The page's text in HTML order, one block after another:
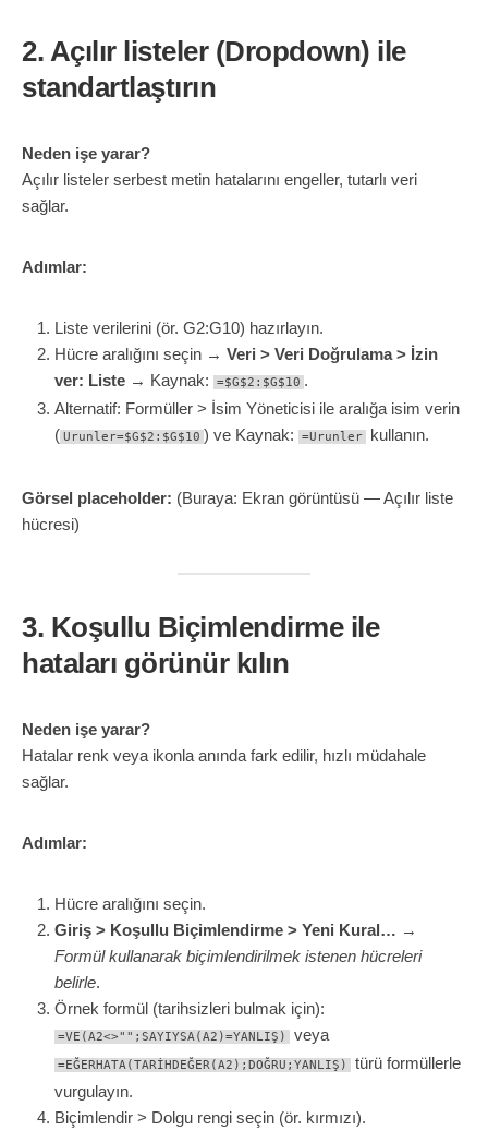
2. Açılır listeler (Dropdown) ile
standartlaştırın
Neden işe yarar?
Açılır listeler serbest metin hatalarını engeller, tutarlı veri
sağlar.
Adımlar:
Liste verilerini (ör. G2:G10) hazırlayın.
Hücre aralığını seçin → Veri > Veri Doğrulama > İzin
ver: Liste → Kaynak: =$G$2:$G$10 .
Alternatif: Formüller > İsim Yöneticisi ile aralığa isim verin
( Urunler=$G$2:$G$10 ) ve Kaynak: =Urunler kullanın.
Görsel placeholder: (Buraya: Ekran görüntüsü — Açılır liste
hücresi)
3. Koşullu Biçimlendirme ile
hataları görünür kılın
Neden işe yarar?
Hatalar renk veya ikonla anında fark edilir, hızlı müdahale
sağlar.
Adımlar:
Hücre aralığını seçin.
Giriş > Koşullu Biçimlendirme > Yeni Kural… →
Formül kullanarak biçimlendirilmek istenen hücreleri
belirle.
Örnek formül (tarihsizleri bulmak için):
=VE(A2<>"";SAYIYSA(A2)=YANLIŞ) veya
=EĞERHATA(TARİHDEĞER(A2);DOĞRU;YANLIŞ)
türü formüllerle
vurgulayın.
Biçimlendir > Dolgu rengi seçin (ör. kırmızı).